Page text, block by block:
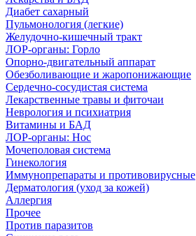
Диабет сахарный
Пульмонология (легкие)
Желудочно-кишечный тракт
ЛОР-органы: Горло
Опорно-двигательный аппарат
Обезболивающие и жаропонижающие
Сердечно-сосудистая система
Лекарственные травы и фиточаи
Неврология и психиатрия
Витамины и БАД
ЛОР-органы: Нос
Мочеполовая система
Гинекология
Иммунопрепараты и противовирусные
Дерматология (уход за кожей)
Аллергия
Прочее
Против паразитов